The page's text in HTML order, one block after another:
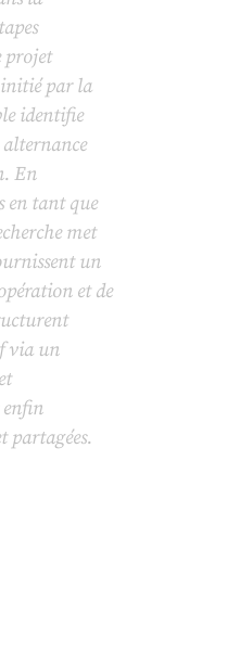
projet
par la
identifie
alternance
En
en tant que
met
un
et de
viaun
enfin
partagées.